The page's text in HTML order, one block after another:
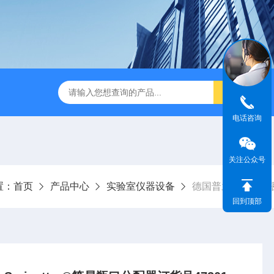
首页 产品中心 实验室仪器设备 德国普兰德Brand
电话咨询
关注公众号
回到顶部